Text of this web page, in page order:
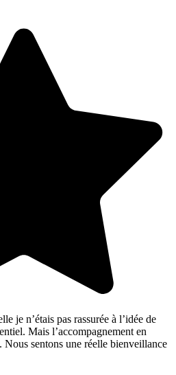
je n’étais pas rassurée à l’idée de
Mais l’accompagnement en
Nous sentons une réelle bienveillance